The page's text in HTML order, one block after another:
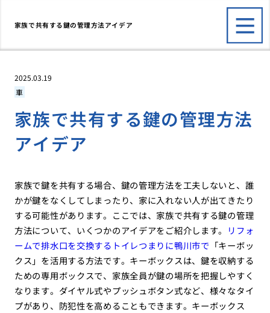
家族で共有する鍵の管理方法アイデア
2025.03.19
車
家族で共有する鍵の管理方法
アイデア
家族で鍵を共有する場合、鍵の管理方法を工夫しないと、誰
かが鍵をなくしてしまったり、家に入れない人が出てきたり
する可能性があります。ここでは、家族で共有する鍵の管理
方法について、いくつかのアイデアをご紹介します。
リフォ
ームで排水口を交換するトイレつまりに鴨川市で 「キーボッ
クス」を活用する方法です。キーボックスは、鍵を収納する
ための専用ボックスで、家族全員が鍵の場所を把握しやすく
なります。ダイヤル式やプッシュボタン式など、様々なタイ
プがあり、防犯性を高めることもできます。キーボックス